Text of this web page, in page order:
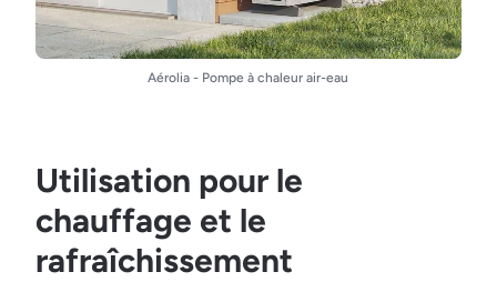
Aérolia - Pompe à chaleur air-eau
Utilisation pour le
chauffage et le
rafraîchissement